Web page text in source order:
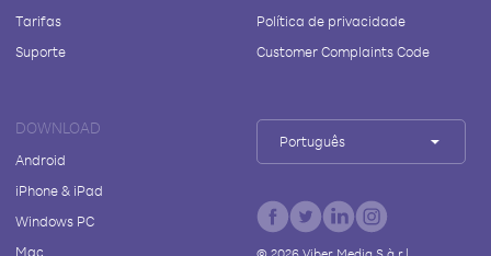
Tarifas
Suporte
Política de privacidade
Customer Complaints Code
DOWNLOAD
Android
iPhone & iPad
Windows PC
Mac
Português